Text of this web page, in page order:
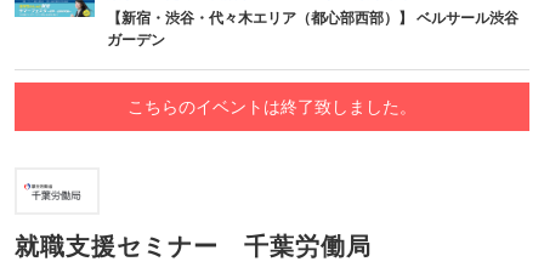
【新宿・渋谷・代々木エリア（都心部西部）】 ベルサール渋谷
ガーデン
こちらのイベントは終了致しました。
就職支援セミナー 千葉労働局